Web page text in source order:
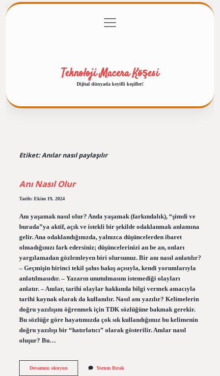
Gizlilik Politikası
menüyü
aç
Teknoloji Macera Köşesi
Dijital dünyada keyifli keşifler!
Etiket:Anılar nasıl paylaşılır
Anı Nasıl Olur
Tarih: Ekim 19, 2024
Anı yaşamak nasıl olur? Anda yaşamak (farkındalık), “şimdi ve
burada”ya aktif, açık ve istekli bir şekilde odaklanmak anlamına
gelir. Ana odaklandığınızda, yalnızca düşüncelerden ibaret
olmadığınızı fark edersiniz; düşüncelerinizi an be an, onları
yargılamadan gözlemleyen biri olursunuz. Bir anı nasıl anlatılır?
– Geçmişin birinci tekil şahıs bakış açısıyla, kendi yorumlarıyla
anlatılmasıdır. – Yazarın unutulmasını istemediği olayları
anlatır. – Anılar, tarihi olaylar hakkında bilgi vermek amacıyla
tarihi kaynak olarak da kullanılır. Nasıl anı yazılır? Kelimelerin
doğru yazılışını öğrenmek için TDK sözlüğüne bakmak gerekir.
Bu sözlüğe göre hayatımızda çok sık kullandığımız bu kelimenin
doğru yazılışı bir “hatırlatıcı” olarak gösterilir. Anılar nasıl
oluşur? Bu…
Devamını okuyunAnı
Yorum Bırak